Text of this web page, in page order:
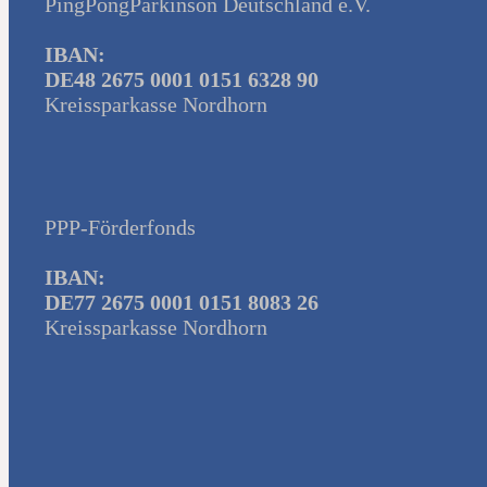
PingPongParkinson Deutschland e.V.
IBAN:
DE48 2675 0001 0151 6328 90
Kreissparkasse Nordhorn
PPP-Förderfonds
IBAN:
DE77 2675 0001 0151 8083 26
Kreissparkasse Nordhorn